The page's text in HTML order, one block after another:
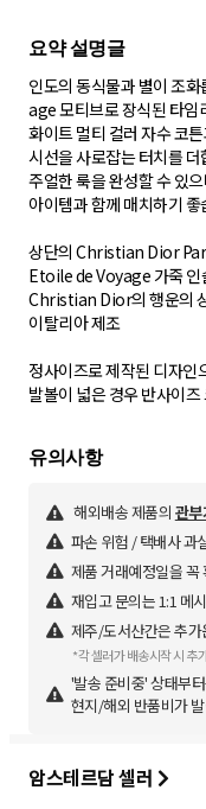
요약 설명글
인도의 동식물과 별이 조
age 모티브로 장식된 타임
화이트 멀티 컬러 자수 코
시선을 사로잡는 터치를
주얼한 룩을 완성할 수 있
아이템과 함께 매치하기 좋
상단의 Christian Dior
Etoile de Voyage 가죽 인
Christian Dior의 행운의
이탈리아 제조
정사이즈로 제작된 디자인
발볼이 넓은 경우 반사이
유의사항
해외배송 제품의 관
파손 위험 / 택배사 과
제품 거래예정일을 꼭
재입고 문의는 1:1 메
제주/도서산간은 추
*각 셀러가 배송시작 시 추
'발송 준비중' 상태부
현지/해외 반품비가
암스테르담 셀러